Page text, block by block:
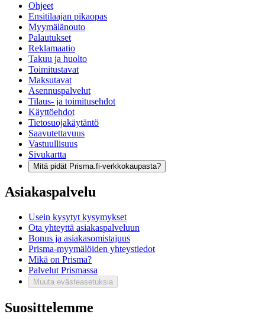
Ohjeet
Ensitilaajan pikaopas
Myymälänouto
Palautukset
Reklamaatio
Takuu ja huolto
Toimitustavat
Maksutavat
Asennuspalvelut
Tilaus- ja toimitusehdot
Käyttöehdot
Tietosuojakäytäntö
Saavutettavuus
Vastuullisuus
Sivukartta
Mitä pidät Prisma.fi-verkkokaupasta?
Asiakaspalvelu
Usein kysytyt kysymykset
Ota yhteyttä asiakaspalveluun
Bonus ja asiakasomistajuus
Prisma-myymälöiden yhteystiedot
Mikä on Prisma?
Palvelut Prismassa
Muuta evästeasetuksia
Suosittelemme